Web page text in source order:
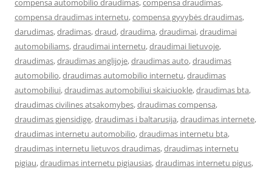
compensa automobilio draudimas,compensa draudimas,
compensa draudimas internetu,compensa gyvybės draudimas,
darudimas,dradimas,draud,draudima,draudimai,draudimai
automobiliams,draudimai internetu,draudimai lietuvoje,
draudimas,draudimas anglijoje,draudimas auto,draudimas
automobilio,draudimas automobilio internetu,draudimas
automobiliui,draudimas automobiliui skaiciuokle,draudimas bta,
draudimas civilines atsakomybes,draudimas compensa,
draudimas gjensidige,draudimas i baltarusija,draudimas internete,
draudimas internetu automobilio,draudimas internetu bta,
draudimas internetu lietuvos draudimas,draudimas internetu
pigiau,draudimas internetu pigiausias,draudimas internetu pigus,